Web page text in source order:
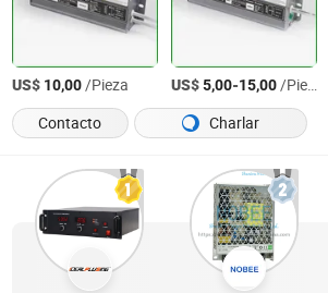
US$ 10,00/Pieza US$5,00-15,00/Pieza
Contacto
Charlar